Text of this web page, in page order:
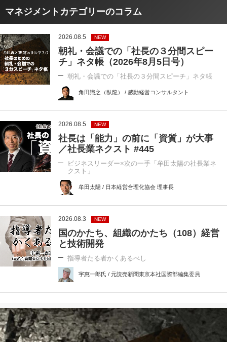
マネジメントカテゴリーのコラム
2026.08.5 NEW
朝礼・会議での「社長の３分間スピー
チ」ネタ帳（2026年8月5日号）
朝礼・会議での「社長の３分間スピーチ」ネタ帳
角田識之（臥龍） / 感動経営コンサルタント
2026.08.5 NEW
社長は「能力」の前に「資質」が大事
／社長業ネクスト #445
ビジネスリーダー×次の一手「牟田太陽の社長業ネ
クスト」
牟田太陽 / 日本経営合理化協会 理事長
2026.08.3 NEW
国のかたち、組織のかたち（108）経営
と技術開発
指導者たる者かくあるべし
宇惠一郎氏 / 元読売新聞東京本社国際部編集委員